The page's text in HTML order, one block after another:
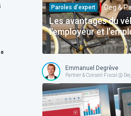
Paroles d’expert Deg &
Les avantages du
l'employeur et
Belgique: le dossier
pour structurer
sans faux pas!
Emmanuel Degrève
Partner & Conseil Fiscal @